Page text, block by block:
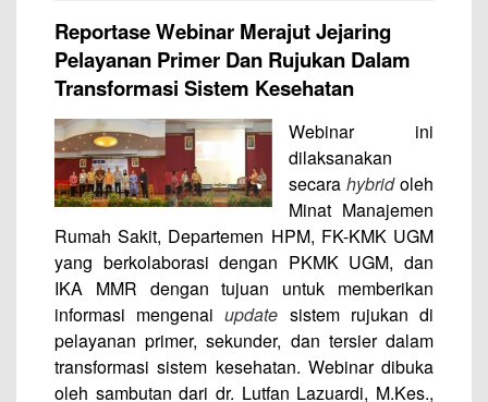
Reportase Webinar Merajut Jejaring
Pelayanan Primer Dan Rujukan Dalam
Transformasi Sistem Kesehatan
Webinar ini
dilaksanakan
secara hybridoleh
Minat Manajemen
Rumah Sakit, Departemen HPM, FK-KMK UGM
yang berkolaborasi dengan PKMK UGM, dan
IKA MMR dengan tujuan untuk memberikan
informasi mengenaiupdate sistem rujukan di
pelayanan primer, sekunder, dan tersier dalam
transformasi sistem kesehatan. Webinar dibuka
oleh sambutan dari dr. Lutfan Lazuardi, M.Kes.,